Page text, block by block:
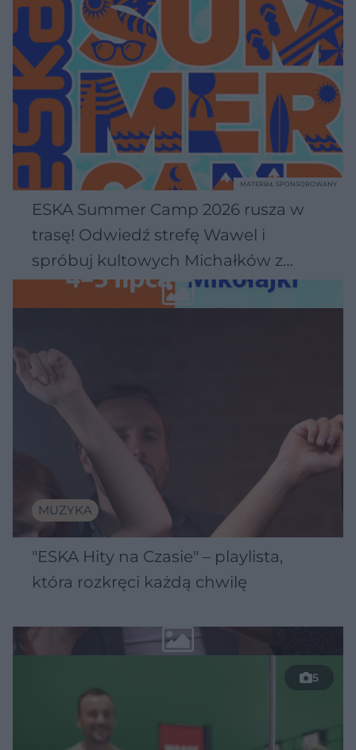
ESKA Summer Camp 2026 rusza w
trasę! Odwiedź strefę Wawel i
spróbuj kultowych Michałków z
Wawelu
MATERIAŁ SPONSOROWANY
MUZYKA
"ESKA Hity na Czasie" – playlista,
która rozkręci każdą chwilę
5